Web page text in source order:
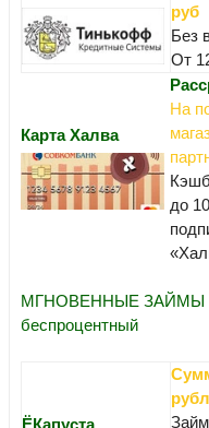
руб
Без
От
Карта Халва
На
до
МГНОВЕННЫЕ ЗАЙМЫ
беспроцентный
ЁКапуста